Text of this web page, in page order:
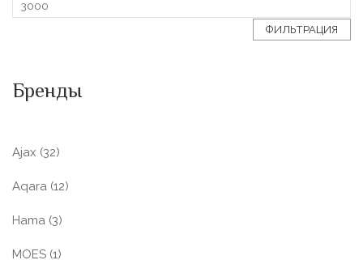
ФИЛЬТРАЦИЯ
Бренды
Ajax (32)
Aqara (12)
Hama (3)
MOES (1)